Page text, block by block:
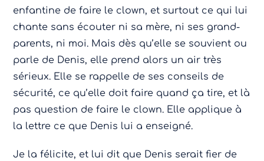
enfantine de faire le clown, et surtout ce qui lui
chante sans écouter ni sa mère, ni ses grand-
parents, ni moi. Mais dès qu’elle se souvient ou
parle de Denis, elle prend alors un air très
sérieux. Elle se rappelle de ses conseils de
sécurité, ce qu’elle doit faire quand ça tire, et là
pas question de faire le clown. Elle applique à
la lettre ce que Denis lui a enseigné.
Je la félicite, et lui dit que Denis serait fier de